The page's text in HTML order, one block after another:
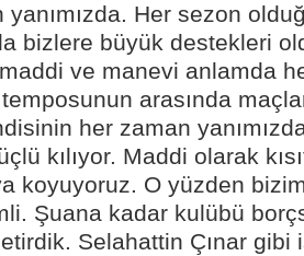
Her sezon
bizlere büyük destekleri
ve manevi anlamda
arasında
her zaman
kılıyor. Maddi olarak
koyuyoruz. O yüzden
Şuana kadar kulübü
Selahattin Çınar gibi